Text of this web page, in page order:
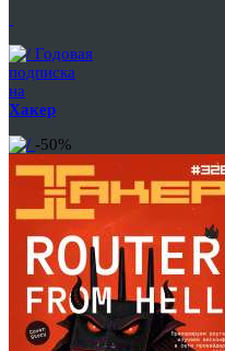
Годовая
подписка
на
Хакер
-50%